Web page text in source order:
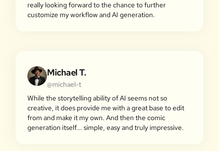
really looking forward to the chance to further
customize my workflow and AI generation.
Michael T.
@michael-t
While the storytelling ability of AI seems not so
creative, it does provide me with a great base to edit
from and make it my own. And then the comic
generation itself... simple, easy and truly impressive.